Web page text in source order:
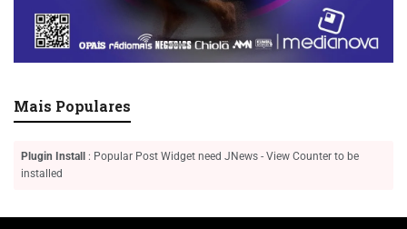
Mais Populares
Plugin Install : Popular Post Widget need JNews - View Counter to be
installed